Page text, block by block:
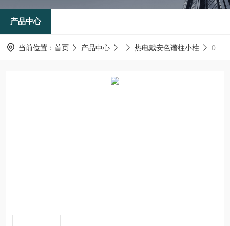
产品中心
当前位置： 首页 产品中心 热电戴安色谱柱小柱 057085热电戴安色谱柱小柱